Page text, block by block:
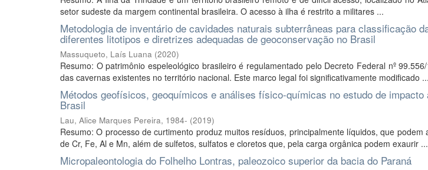
setor sudeste da margem continental brasileira. O acesso à ilha é restrito a militares ...
Metodologia de inventário de cavidades naturais subterrâneas para classificação
diferentes litotipos e diretrizes adequadas de geoconservação no Brasil
Massuqueto, Laís Luana (2020)
Resumo: O patrimônio espeleológico brasileiro é regulamentado pelo Decreto Federal nº
das cavernas existentes no território nacional. Este marco legal foi significativamente modificado ...
Métodos geofísicos, geoquímicos e análises físico-químicas no estudo de
Brasil
Lau, Alice Marques Pereira, 1984- (2019)
Resumo: O processo de curtimento produz muitos resíduos, principalmente líquidos, que podem
de Cr, Fe, Al e Mn, além de sulfetos, sulfatos e cloretos que, pela carga orgânica podem exaurir ...
Micropaleontologia do Folhelho Lontras, paleozoico superior da bacia do Paraná